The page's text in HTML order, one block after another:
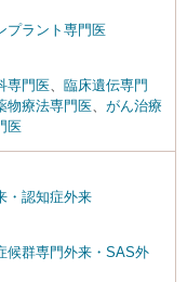
プラント専門医
専門医、 臨床遺伝専門
物療法専門医、 がん治療
医
・認知症外来
候群専門外来・SAS外